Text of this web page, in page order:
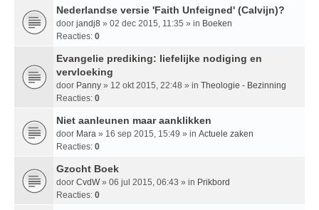
Nederlandse versie 'Faith Unfeigned' (Calvijn)?
door jandj8 » 02 dec 2015, 11:35 » in Boeken
Reacties: 0
Evangelie prediking: liefelijke nodiging en
vervloeking
door Panny » 12 okt 2015, 22:48 » in Theologie - Bezinning
Reacties: 0
Niet aanleunen maar aanklikken
door Mara » 16 sep 2015, 15:49 » in Actuele zaken
Reacties: 0
Gzocht Boek
door CvdW» 06 jul 2015, 06:43 » in Prikbord
Reacties: 0